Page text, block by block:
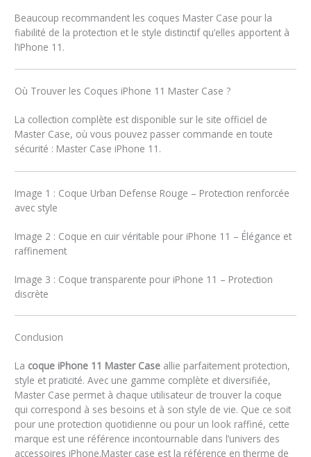
Beaucoup recommandent les coques Master Case pour la
fiabilité de la protection et le style distinctif qu’elles apportent à
l’iPhone 11.
Où Trouver les Coques iPhone 11 Master Case ?
La collection complète est disponible sur le site officiel de
Master Case, où vous pouvez passer commande en toute
sécurité : Master Case iPhone 11.
Image 1 : Coque Urban Defense Rouge – Protection renforcée
avec style
Image 2 : Coque en cuir véritable pour iPhone 11 – Élégance et
raffinement
Image 3 : Coque transparente pour iPhone 11 – Protection
discrète
Conclusion
La coque iPhone 11 Master Case allie parfaitement protection,
style et praticité. Avec une gamme complète et diversifiée,
Master Case permet à chaque utilisateur de trouver la coque
qui correspond à ses besoins et à son style de vie. Que ce soit
pour une protection quotidienne ou pour un look raffiné, cette
marque est une référence incontournable dans l’univers des
accessoires iPhone.Master case est la référence en therme de